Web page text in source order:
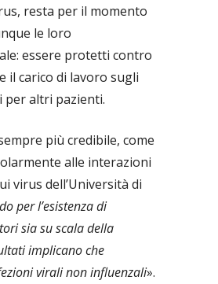
resta per il momento
le loro
essere protetti contro
il carico di lavoro sugli
per altri pazienti.
più credibile, come
alle interazioni
virus dell’Università di
per l’esistenza di
sia su scala della
implicano che
virali non influenzali».